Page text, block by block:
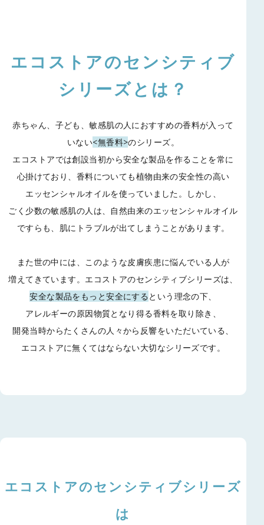
エコストアのセンシティブ
シリーズとは？
赤ちゃん、子ども、敏感肌の人におすすめの香料が入って
いない<無香料>のシリーズ。
エコストアでは創設当初から安全な製品を作ることを常に
心掛けており、 香料についても植物由来の安全性の高い
エッセンシャルオイルを使っていました。
しかし、
ごく少数の敏感肌の人は、自然由来のエッセンシャルオイル
ですらも、 肌にトラブルが出てしまうことがあります。
また世の中には、このような皮膚疾患に悩んでいる人が
増えてきています。 エコストアのセンシティブシリーズは、
安全な製品をもっと安全にする という理念の下、
アレルギーの原因物質となり得る香料を取り除き、
開発当時からたくさんの人々から反響をいただいている、
エコストアに無くてはならない大切なシリーズです。
エコストアのセンシティブシリーズ
は